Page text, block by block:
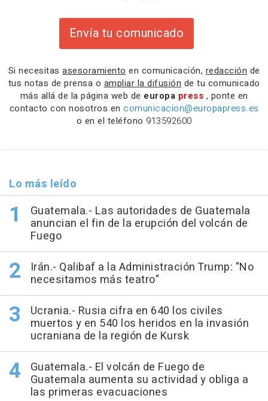
Envía tu comunicado
Si necesitas asesoramiento en comunicación, redacción de
tus notas de prensa o ampliar la difusión de tu comunicado
más allá de la página web de europa press , ponte en
contacto con nosotros en comunicacion@europapress.es
o en el teléfono 913592600
Lo más leído
Guatemala.- Las autoridades de Guatemala
anuncian el fin de la erupción del volcán de
Fuego
Irán.- Qalibaf a la Administración Trump: "No
necesitamos más teatro"
Ucrania.- Rusia cifra en 640 los civiles
muertos y en 540 los heridos en la invasión
ucraniana de la región de Kursk
Guatemala.- El volcán de Fuego de
Guatemala aumenta su actividad y obliga a
las primeras evacuaciones